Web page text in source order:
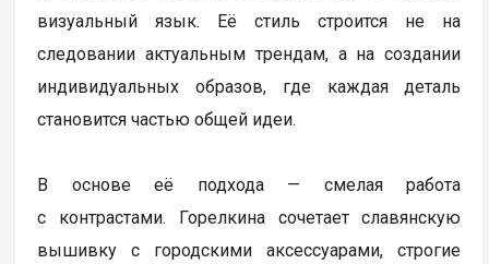
визуальный язык. Её стиль строится не на
следовании актуальным трендам, а на создании
индивидуальных образов, где каждая деталь
становится частью общей идеи.
В основе её подхода — смелая работа
с контрастами. Горелкина сочетает славянскую
вышивку с городскими аксессуарами, строгие